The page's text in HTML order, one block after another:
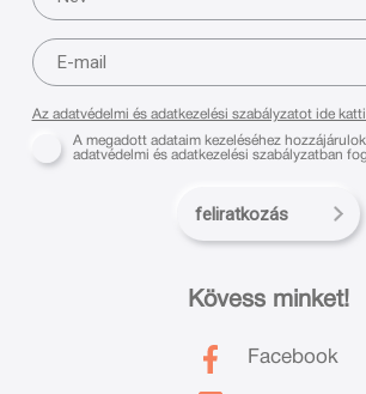
Kövess minket!
Facebook
Az adatvédelmi és adatkezelési szabályzatot ide
A megadott adataim kezeléséhez
adatvédelmi
feliratkozás